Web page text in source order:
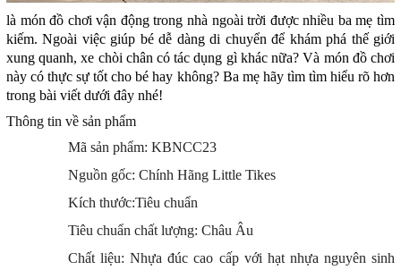
là món đồ chơi vận động trong nhà ngoài trời được nhiều ba mẹ tìm
kiếm. Ngoài việc giúp bé dễ dàng di chuyển để khám phá thế giới
xung quanh, xe chòi chân có tác dụng gì khác nữa? Và món đồ chơi
này có thực sự tốt cho bé hay không? Ba mẹ hãy tìm tìm hiểu rõ hơn
trong bài viết dưới đây nhé!
Thông tin về sản phẩm
Mã sản phẩm: KBNCC23
Nguồn gốc: Chính Hãng Little Tikes
Kích thước:Tiêu chuẩn
Tiêu chuẩn chất lượng: Châu Âu
Chất liệu: Nhựa đúc cao cấp với hạt nhựa nguyên sinh